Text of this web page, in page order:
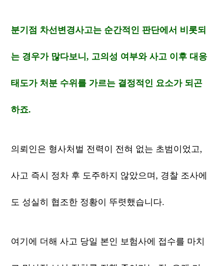
분기점 차선변경사고는 순간적인 판단에서 비롯되
는 경우가 많다보니, 고의성 여부와 사고 이후 대응
태도가 처분 수위를 가르는 결정적인 요소가 되곤
하죠.
의뢰인은 형사처벌 전력이 전혀 없는 초범이었고,
사고 즉시 정차 후 도주하지 않았으며, 경찰 조사에
도 성실히 협조한 정황이 뚜렷했습니다.
여기에 더해 사고 당일 본인 보험사에 접수를 마치